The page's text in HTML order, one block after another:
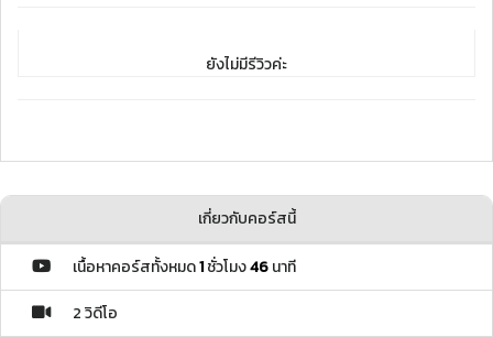
ยังไม่มีรีวิวค่ะ
เกี่ยวกับคอร์สนี้
เนื้อหาคอร์สทั้งหมด1ชั่วโมง46นาที
2 วิดีโอ